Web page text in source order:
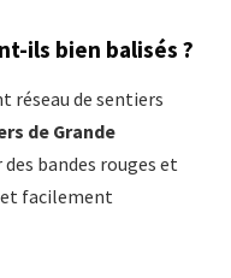
ils bien balisés ?
réseau de sentiers
de Grande
bandes rouges et
facilement